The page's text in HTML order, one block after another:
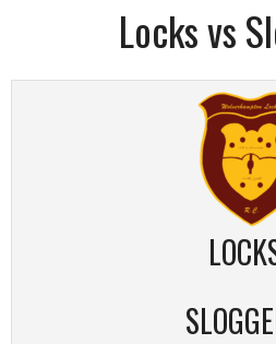
Locks vs